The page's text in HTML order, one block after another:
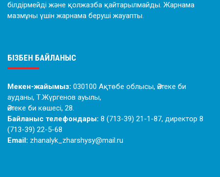
білдірмейді және қолжазба қайтарылмайды. Жарнама
мазмұны үшін жарнама беруші жауапты.
БІЗБЕН БАЙЛАНЫС
Мекен-жайымыз: 030100 Ақтөбе облысы, Әйтеке би
ауданы, Т.Жүргенов ауылы,
Әйтеке би көшесі, 28.
Байланыс телефондары: 8 (713-39) 21-1-87, директор 8
(713-39) 22-5-68
Email: zhanalyk_zharshysy@mail.ru